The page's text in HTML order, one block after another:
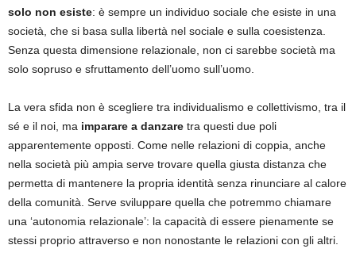
solo non esiste: è sempre un individuo sociale che esiste in una
società, che si basa sulla libertà nel sociale e sulla coesistenza.
Senza questa dimensione relazionale, non ci sarebbe società ma
solo sopruso e sfruttamento dell’uomo sull’uomo.
La vera sfida non è scegliere tra individualismo e collettivismo, tra il
sé e il noi, ma imparare a danzare tra questi due poli
apparentemente opposti. Come nelle relazioni di coppia, anche
nella società più ampia serve trovare quella giusta distanza che
permetta di mantenere la propria identità senza rinunciare al calore
della comunità. Serve sviluppare quella che potremmo chiamare
una ‘autonomia relazionale’: la capacità di essere pienamente se
stessi proprio attraverso e non nonostante le relazioni con gli altri.